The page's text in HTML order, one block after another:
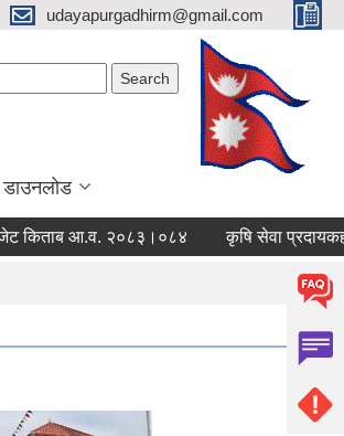
udayapurgadhirm@gmail.com
डाउनलोड
आ.व. २०८३।०८४ कृषि सेवा